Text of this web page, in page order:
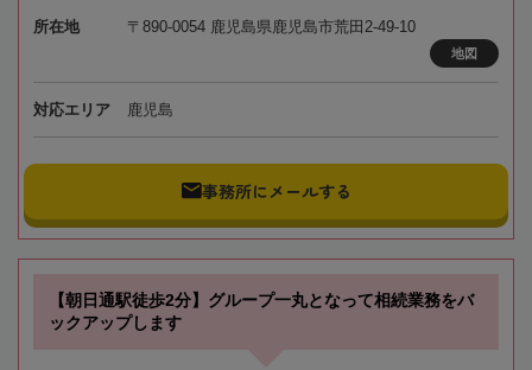
所在地 〒890-0054 鹿児島県鹿児島市荒田2-49-10
地図
対応エリア 鹿児島
事務所にメールする
【朝日通駅徒歩2分】グループ一丸となって相続業務をバ
ックアップします